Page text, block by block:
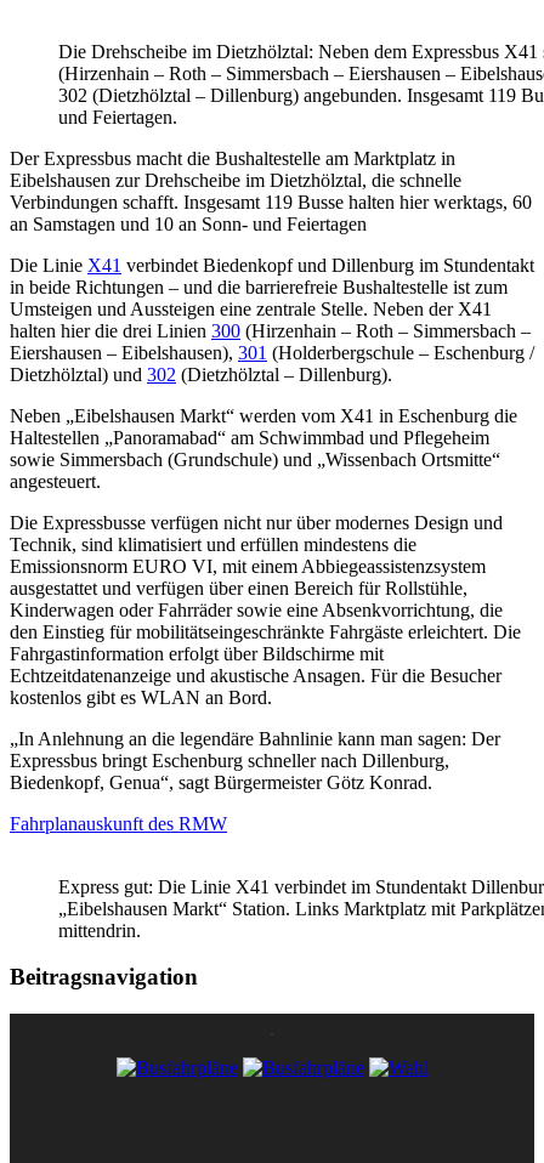
Die Drehscheibe im Dietzhölztal: Neben dem Expressbus
(Hirzenhain – Roth – Simmersbach – Eiershausen –
302 (Dietzhölztal – Dillenburg) angebunden. Insgesamt 119
und Feiertagen.
Der Expressbus macht die Bushaltestelle am Marktplatz in
Eibelshausen zur Drehscheibe im Dietzhölztal, die schnelle
Verbindungen schafft. Insgesamt 119 Busse halten hier werktags, 60
an Samstagen und 10 an Sonn- und Feiertagen
Die Linie X41 verbindet Biedenkopf und Dillenburg im Stundentakt
in beide Richtungen – und die barrierefreie Bushaltestelle ist zum
Umsteigen und Aussteigen eine zentrale Stelle. Neben der X41
halten hier die drei Linien 300 (Hirzenhain – Roth – Simmersbach –
Eiershausen – Eibelshausen), 301 (Holderbergschule – Eschenburg /
Dietzhölztal) und 302 (Dietzhölztal – Dillenburg).
Neben „Eibelshausen Markt“ werden vom X41 in Eschenburg die
Haltestellen „Panoramabad“ am Schwimmbad und Pflegeheim
sowie Simmersbach (Grundschule) und „Wissenbach Ortsmitte“
angesteuert.
Die Expressbusse verfügen nicht nur über modernes Design und
Technik, sind klimatisiert und erfüllen mindestens die
Emissionsnorm EURO VI, mit einem Abbiegeassistenzsystem
ausgestattet und verfügen über einen Bereich für Rollstühle,
Kinderwagen oder Fahrräder sowie eine Absenkvorrichtung, die
den Einstieg für mobilitätseingeschränkte Fahrgäste erleichtert. Die
Fahrgastinformation erfolgt über Bildschirme mit
Echtzeitdatenanzeige und akustische Ansagen. Für die Besucher
kostenlos gibt es WLAN an Bord.
„In Anlehnung an die legendäre Bahnlinie kann man sagen: Der
Expressbus bringt Eschenburg schneller nach Dillenburg,
Biedenkopf, Genua“, sagt Bürgermeister Götz Konrad.
Fahrplanauskunft des RMW
Express gut: Die Linie X41 verbindet im Stundentakt
„Eibelshausen Markt“ Station. Links Marktplatz mit
mittendrin.
Beitragsnavigation